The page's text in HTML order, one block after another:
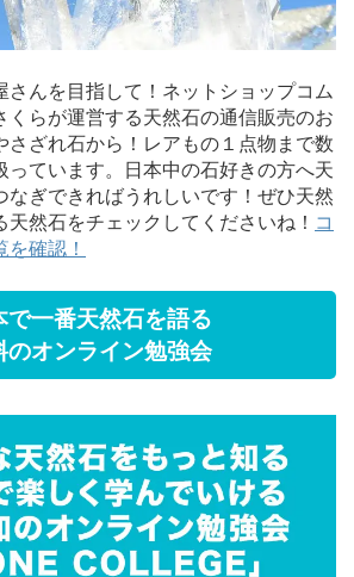
さんを目指して！ネットショップコム
くらが運営する天然石の通信販売のお
さざれ石から！レアもの１点物まで数
っています。日本中の石好きの方へ天
なぎできればうれしいです！ぜひ天然
然石をチェックしてくださいね！ コ
確認！
で一番天然石を語る
のオンライン勉強会